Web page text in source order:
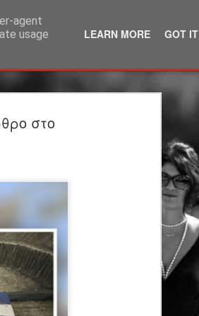
στο
agent
usage
LEARN MORE GOT IT
| 3ος χρόνος |
| θέατρο
Ιωάννου
Υπογείου: Στέργιος Ιωάννου
μεταφορά: Μάρω Βαμβουνάκη
Σκηνικά - Κοστούμια: Δρώμενων
Φωτεινή Γαλάνη Βίντεο-